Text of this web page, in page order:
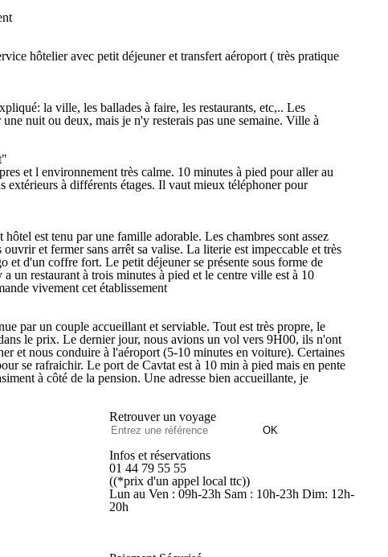
hôtelier avec petit déjeuner et transfert aéroport ( très pratique
la ville, les ballades à faire, les restaurants, etc,.. Les
nuit ou deux, mais je n'y resterais pas une semaine. Ville à
et l environnement très calme. 10 minutes à pied pour aller au
extérieurs à différents étages. Il vaut mieux téléphoner pour
est tenu par une famille adorable. Les chambres sont assez
et fermer sans arrêt sa valise. La literie est impeccable et très
d'un coffre fort. Le petit déjeuner se présente sous forme de
un restaurant à trois minutes à pied et le centre ville est à 10
vivement cet établissement
par un couple accueillant et serviable. Tout est très propre, le
le prix. Le dernier jour, nous avions un vol vers 9H00, ils n'ont
et nous conduire à l'aéroport (5-10 minutes en voiture). Certaines
se rafraichir. Le port de Cavtat est à 10 min à pied mais en pente
à côté de la pension. Une adresse bien accueillante, je
Retrouver un voyage
OK
Infos et réservations
01 44 79 55 55
((*prix d'un appel local ttc))
Lun au Ven : 09h-23h Sam : 10h-23h Dim: 12h-
20h